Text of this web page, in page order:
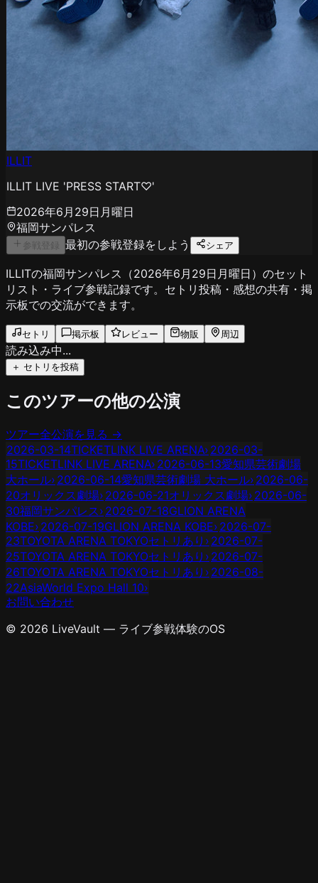
ILLIT
ILLIT LIVE 'PRESS START︎︎♡'
2026年6月29日月曜日
福岡サンパレス
参戦登録 最初の参戦登録をしよう シェア
ILLITの福岡サンパレス（2026年6月29日月曜日）のセット
リスト・ライブ参戦記録です。セトリ投稿・感想の共有・掲
示板での交流ができます。
セトリ 掲示板 レビュー 物販 周辺
読み込み中...
＋ セトリを投稿
このツアーの他の公演
ツアー全公演を見る →
2026-03-14TICKETLINK LIVE ARENA› 2026-03-
15TICKETLINK LIVE ARENA› 2026-06-13愛知県芸術劇場
大ホール› 2026-06-14愛知県芸術劇場 大ホール› 2026-06-
20オリックス劇場› 2026-06-21オリックス劇場› 2026-06-
30福岡サンパレス› 2026-07-18GLION ARENA
KOBE› 2026-07-19GLION ARENA KOBE› 2026-07-
23TOYOTA ARENA TOKYOセトリあり › 2026-07-
25TOYOTA ARENA TOKYOセトリあり › 2026-07-
26TOYOTA ARENA TOKYOセトリあり › 2026-08-
22AsiaWorld Expo Hall 10›
お問い合わせ
© 2026 LiveVault — ライブ参戦体験のOS